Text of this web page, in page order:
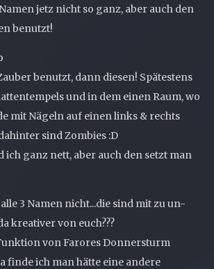
jetz nicht so ganz, aber auch den
benutzt!
benutzt, dann diesen! Spätestens
und in dem einen Raum, wo
mit Nägeln auf einen links & rechts
sind Zombies :D
ich ganz nett, aber auch den setzt man
3 Namen nicht...die sind mit zu un-
kreativer von euch???
von Farores Donnersturm
finde ich man hätte eine andere